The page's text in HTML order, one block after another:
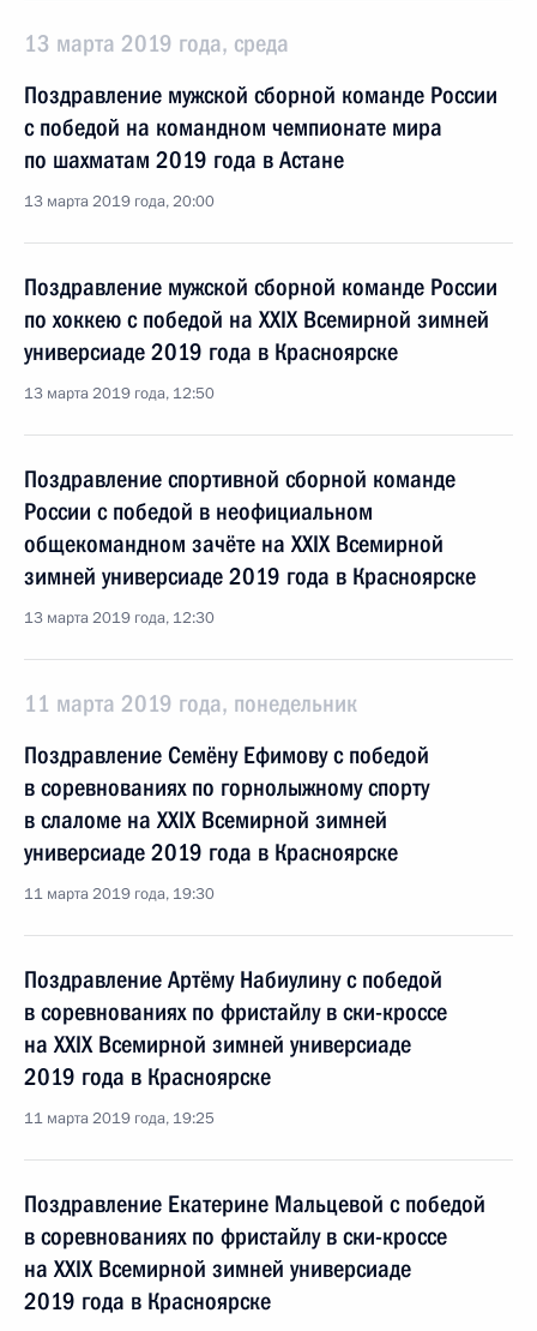
13 марта 2019 года, среда
Поздравление мужской сборной команде России
с победой на командном чемпионате мира
по шахматам 2019 года в Астане
13 марта 2019 года, 20:00
Поздравление мужской сборной команде России
по хоккею с победой на XXIX Всемирной зимней
универсиаде 2019 года в Красноярске
13 марта 2019 года, 12:50
Поздравление спортивной сборной команде
России с победой в неофициальном
общекомандном зачёте на XXIX Всемирной
зимней универсиаде 2019 года в Красноярске
13 марта 2019 года, 12:30
11 марта 2019 года, понедельник
Поздравление Семёну Ефимову с победой
в соревнованиях по горнолыжному спорту
в слаломе на XXIX Всемирной зимней
универсиаде 2019 года в Красноярске
11 марта 2019 года, 19:30
Поздравление Артёму Набиулину с победой
в соревнованиях по фристайлу в ски-кроссе
на XXIX Всемирной зимней универсиаде
2019 года в Красноярске
11 марта 2019 года, 19:25
Поздравление Екатерине Мальцевой с победой
в соревнованиях по фристайлу в ски-кроссе
на XXIX Всемирной зимней универсиаде
2019 года в Красноярске